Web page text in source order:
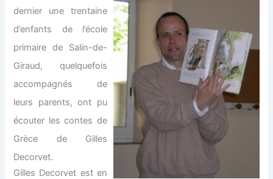
dernier une trentaine
d’enfants de l’école
primaire de Salin-de-
Giraud, quelquefois
accompagnés de
leurs parents, ont pu
écouter les contes de
Grèce de Gilles
Decorvet.
Gilles Decorvet est en